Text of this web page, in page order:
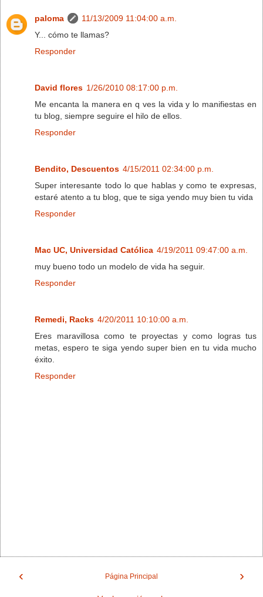
paloma
11/13/2009 11:04:00 a.m.
Y... cómo te llamas?
Responder
David flores 1/26/2010 08:17:00 p.m.
Me encanta la manera en q ves la vida y lo manifiestas en
tu blog, siempre seguire el hilo de ellos.
Responder
Bendito, Descuentos 4/15/2011 02:34:00 p.m.
Super interesante todo lo que hablas y como te expresas,
estaré atento a tu blog, que te siga yendo muy bien tu vida
Responder
Mac UC, Universidad Católica 4/19/2011 09:47:00 a.m.
muy bueno todo un modelo de vida ha seguir.
Responder
Remedi, Racks 4/20/2011 10:10:00 a.m.
Eres maravillosa como te proyectas y como logras tus
metas, espero te siga yendo super bien en tu vida mucho
éxito.
Responder
‹ ›
Página Principal